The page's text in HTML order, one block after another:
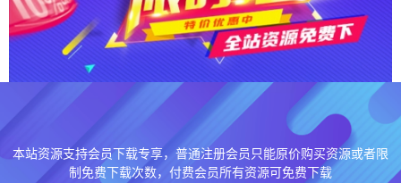
本站资源支持会员下载专享，普通注册会员只能原价购买资源或者限
制免费下载次数，付费会员所有资源可免费下载